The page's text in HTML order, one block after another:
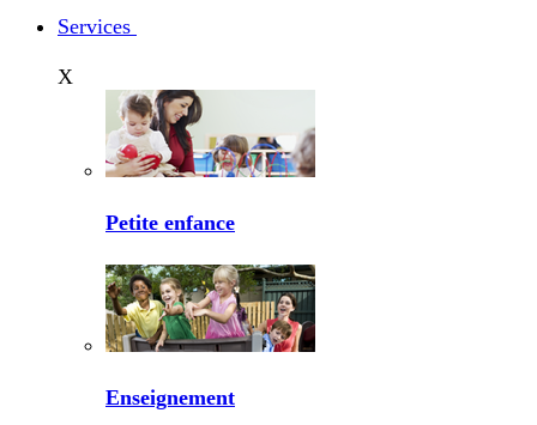
Services
X
Petite enfance
Enseignement